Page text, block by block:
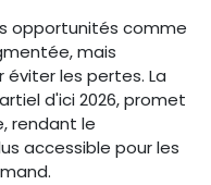
opportunités comme
mais
les pertes. La
d'ici 2026, promet
rendant le
accessible pour les